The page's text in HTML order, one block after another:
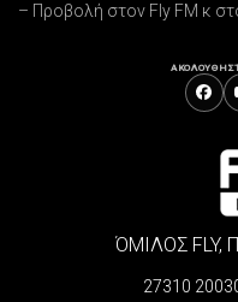
– Προβολή στον Fly FM κ
ΌΜΙΛΟΣ FLY,
27310